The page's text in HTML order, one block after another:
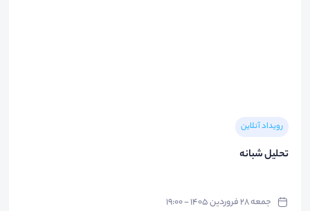
رویداد آنلاین
تحلیل شبانه
جمعه ۲۸ فروردین ۱۴۰۵ - ۱۹:۰۰